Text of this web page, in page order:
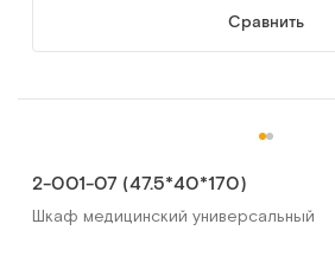
Сравнить
2-001-07 (47.5*40*170)
Шкаф медицинский универсальный